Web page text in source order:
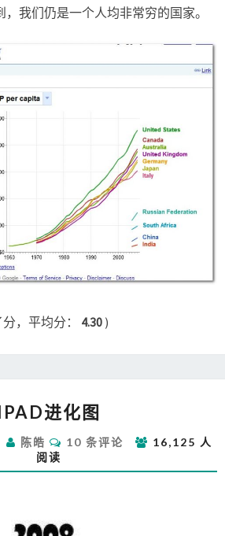
，我们仍是一个人均非常穷的国家。
，平均分： 4.30 )
进
图
进化图
陈皓
评
论
10 条评论
16,125 人
阅读